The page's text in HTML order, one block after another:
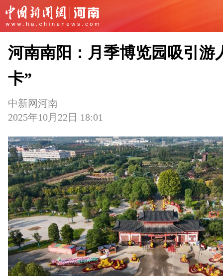
河南南阳：月季博览园吸引游
卡”
中新网河南
2025年10月22日 18:01